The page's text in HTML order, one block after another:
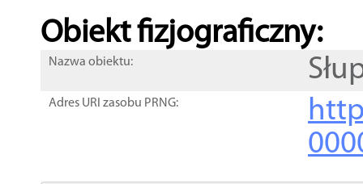
Obiekt fizjograficzny:
Nazwa obiektu:
Adres URI zasobu PRNG: